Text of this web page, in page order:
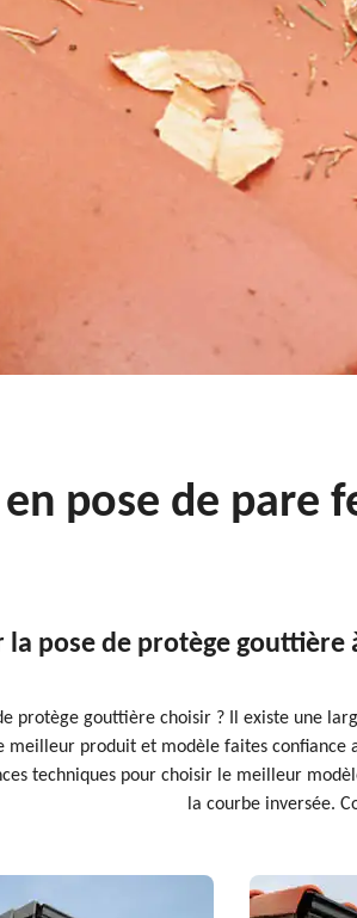
pose de pare
la pose de protège gouttière
protège gouttière choisir ? Il existe une
meilleur produit et modèle faites confiance
techniques pour choisir le meilleur
la courbe inversée.